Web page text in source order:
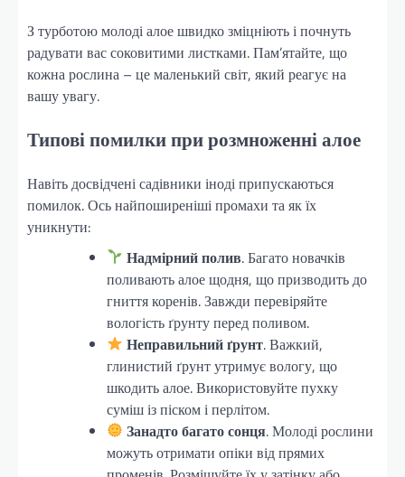
З турботою молоді алое швидко зміцніють і почнуть
радувати вас соковитими листками. Пам’ятайте, що
кожна рослина – це маленький світ, який реагує на
вашу увагу.
Типові помилки при розмноженні алое
Навіть досвідчені садівники іноді припускаються
помилок. Ось найпоширеніші промахи та як їх
уникнути:
Надмірний полив. Багато новачків
поливають алое щодня, що призводить до
гниття коренів. Завжди перевіряйте
вологість ґрунту перед поливом.
Неправильний ґрунт. Важкий,
глинистий ґрунт утримує вологу, що
шкодить алое. Використовуйте пухку
суміш із піском і перлітом.
Занадто багато сонця. Молоді рослини
можуть отримати опіки від прямих